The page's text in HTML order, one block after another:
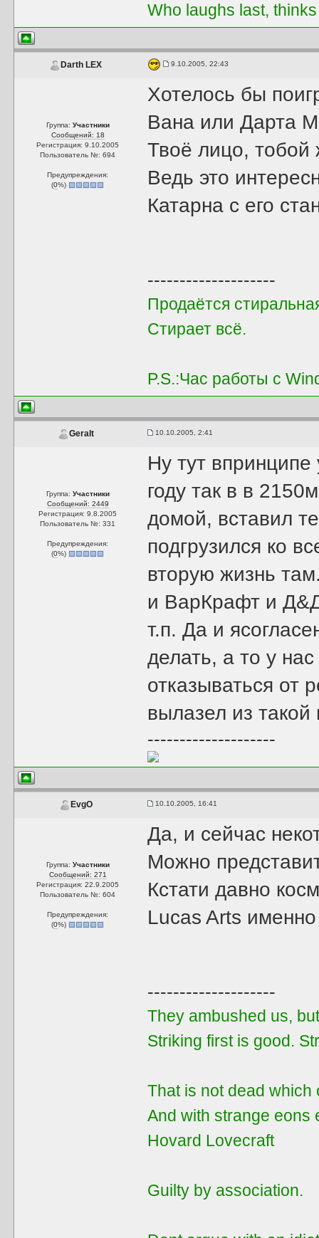
Who laughs last,
Darth LEX 9.10.2005, 22:43
Группа: Участники
Сообщений: 18
Регистрация: 9.10.2005
Пользователь №: 694
Предупреждения:
(0%)
Хотелось бы
Вана или Дарта
Твоё лицо,
Ведь это
Катарна с его
--------------------
Продаётся
Стирает всё.
P.S.:Час работы с
Geralt 10.10.2005, 2:41
Группа: Участники
Сообщений: 2449
Регистрация: 9.8.2005
Пользователь №: 331
Предупреждения:
(0%)
Ну тут
году так в в
домой, вставил
подгрузился ко
вторую жизнь
и ВарКрафт и
т.п. Да и
делать, а то у
отказываться от
вылазел из
--------------------
EvgO 10.10.2005, 16:41
Группа: Участники
Сообщений: 271
Регистрация: 22.9.2005
Пользователь №: 604
Предупреждения:
(0%)
Да, и сейчас
Можно
Кстати давно
Lucas Arts
--------------------
They ambushed us,
Striking first is good.
That is not dead which
And with strange eons
Hovard Lovecraft
Guilty by assoсiation.